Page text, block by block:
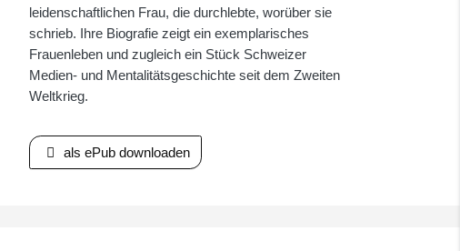
leidenschaftlichen Frau, die durchlebte, worüber sie
schrieb. Ihre Biografie zeigt ein exemplarisches
Frauenleben und zugleich ein Stück Schweizer
Medien- und Mentalitätsgeschichte seit dem Zweiten
Weltkrieg.
als ePub downloaden